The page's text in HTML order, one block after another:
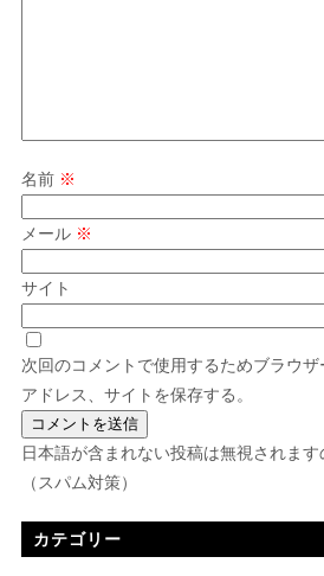
名前 ※
メール ※
サイト
次回のコメントで使用するためブラウ
アドレス、サイトを保存する。
日本語が含まれない投稿は無視されます
（スパム対策）
カテゴリー